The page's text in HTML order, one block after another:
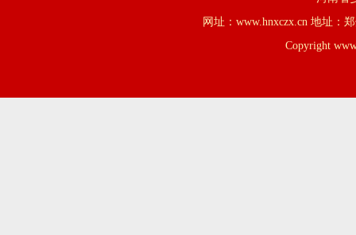
网址：www.hnxczx.cn 地址：
Copyright